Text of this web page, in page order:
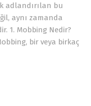
adlandırılan bu
aynı zamanda
1. Mobbing Nedir?
bir veya birkaç